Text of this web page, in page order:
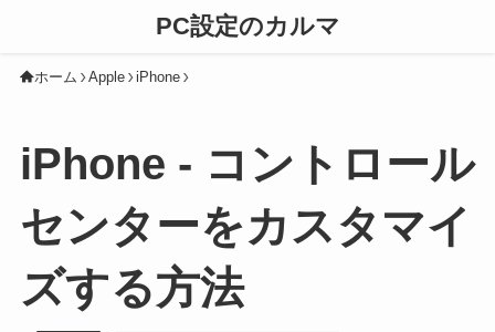
PC設定のカルマ
ホーム Apple iPhone
iPhone - コントロール
センターをカスタマイ
ズする方法